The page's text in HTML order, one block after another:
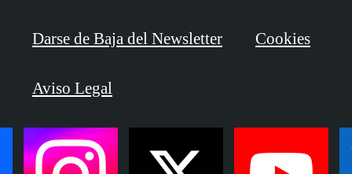
Darse de Baja del Newsletter Cookies
Aviso Legal